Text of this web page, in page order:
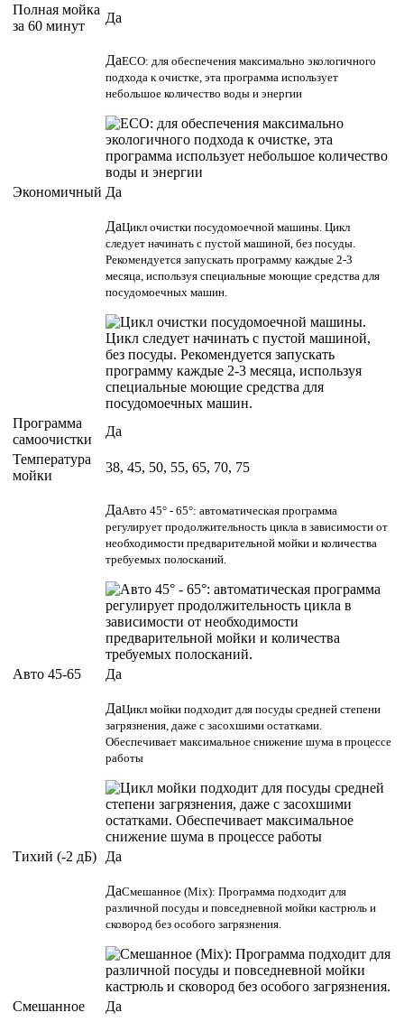
Полная мойка
за 60 минут
Да
ДаECO: для обеспечения максимально экологичного
подхода к очистке, эта программа использует
небольшое количество воды и энергии
Экономичный Да
ДаЦикл очистки посудомоечной машины. Цикл
следует начинать с пустой машиной, без посуды.
Рекомендуется запускать программу каждые 2-3
месяца, используя специальные моющие средства для
посудомоечных машин.
Программа
самоочистки
Да
Температура
мойки
38, 45, 50, 55, 65, 70, 75
ДаАвто 45° - 65°: автоматическая программа
регулирует продолжительность цикла в зависимости от
необходимости предварительной мойки и количества
требуемых полосканий.
Авто 45-65 Да
ДаЦикл мойки подходит для посуды средней степени
загрязнения, даже с засохшими остатками.
Обеспечивает максимальное снижение шума в процессе
работы
Тихий (-2 дБ) Да
ДаСмешанное (Mix): Программа подходит для
различной посуды и повседневной мойки кастрюль и
сковород без особого загрязнения.
Смешанное Да